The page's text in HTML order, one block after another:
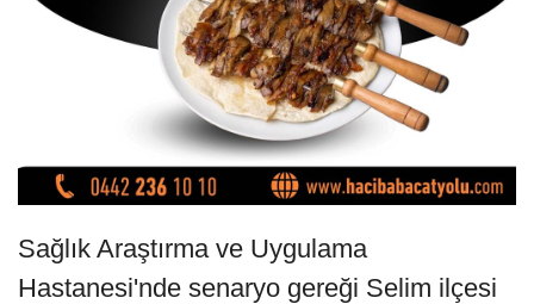
Sağlık Araştırma ve Uygulama
Hastanesi'nde senaryo gereği Selim ilçesi